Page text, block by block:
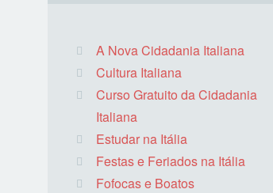
A Nova Cidadania Italiana
Cultura Italiana
Curso Gratuito da Cidadania
Italiana
Estudar na Itália
Festas e Feriados na Itália
Fofocas e Boatos